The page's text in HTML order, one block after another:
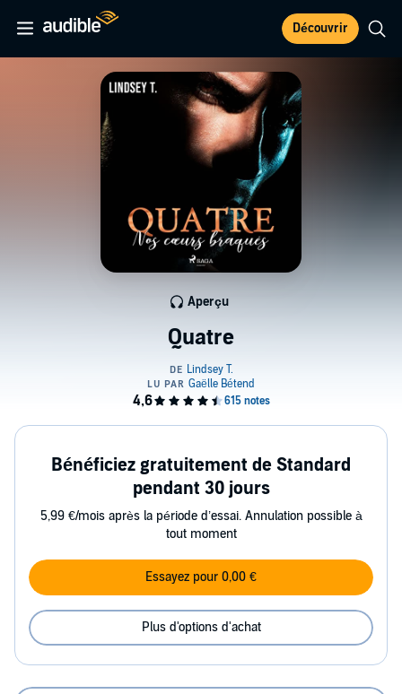
Découvrir
Quatre
Aperçu
Bénéficiez gratuitement de Standard
pendant 30 jours
5,99 €/mois après la période d’essai. Annulation possible à
tout moment
Essayez pour 0,00 €
Plus d'options d'achat